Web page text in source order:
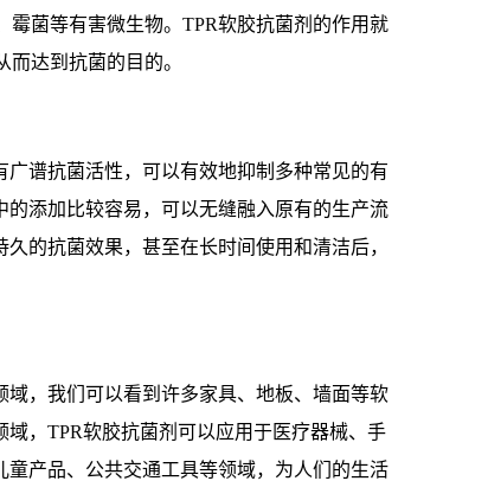
菌等有害微生物。TPR软胶抗菌剂的作用就
达到抗菌的目的。
谱抗菌活性，可以有效地抑制多种常见的有
添加比较容易，可以无缝融入原有的生产流
的抗菌效果，甚至在长时间使用和清洁后，
，我们可以看到许多家具、地板、墙面等软
，TPR软胶抗菌剂可以应用于医疗器械、手
产品、公共交通工具等领域，为人们的生活